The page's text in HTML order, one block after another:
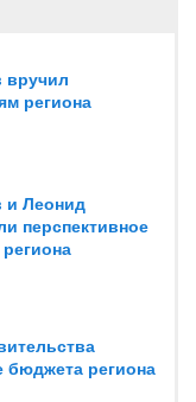
вручил
региона
и Леонид
перспективное
бюджета региона